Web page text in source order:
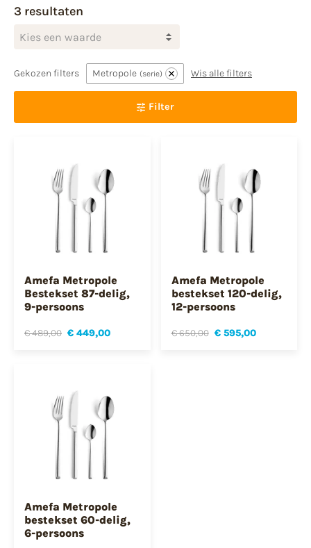
3 resultaten
Kies een waarde
Gekozen filters Metropole serie Wis alle filters
Filter
Amefa Metropole
Bestekset 87-delig,
9-persoons
€ 489,00 € 449,00
Amefa Metropole
bestekset 120-delig,
12-persoons
€ 650,00 € 595,00
Amefa Metropole
bestekset 60-delig,
6-persoons